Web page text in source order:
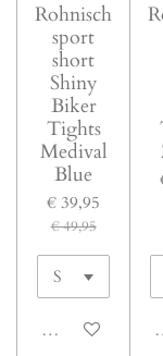
Rohnisch
sport
short
Shiny
Biker
Tights
Medival
Blue
€ 39,95
€ 49,95
Uitverkocht